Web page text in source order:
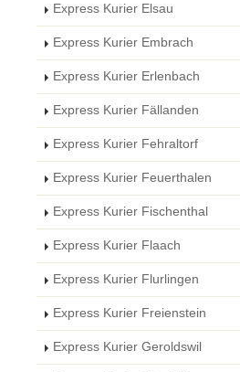
Express Kurier Elsau
Express Kurier Embrach
Express Kurier Erlenbach
Express Kurier Fällanden
Express Kurier Fehraltorf
Express Kurier Feuerthalen
Express Kurier Fischenthal
Express Kurier Flaach
Express Kurier Flurlingen
Express Kurier Freienstein
Express Kurier Geroldswil